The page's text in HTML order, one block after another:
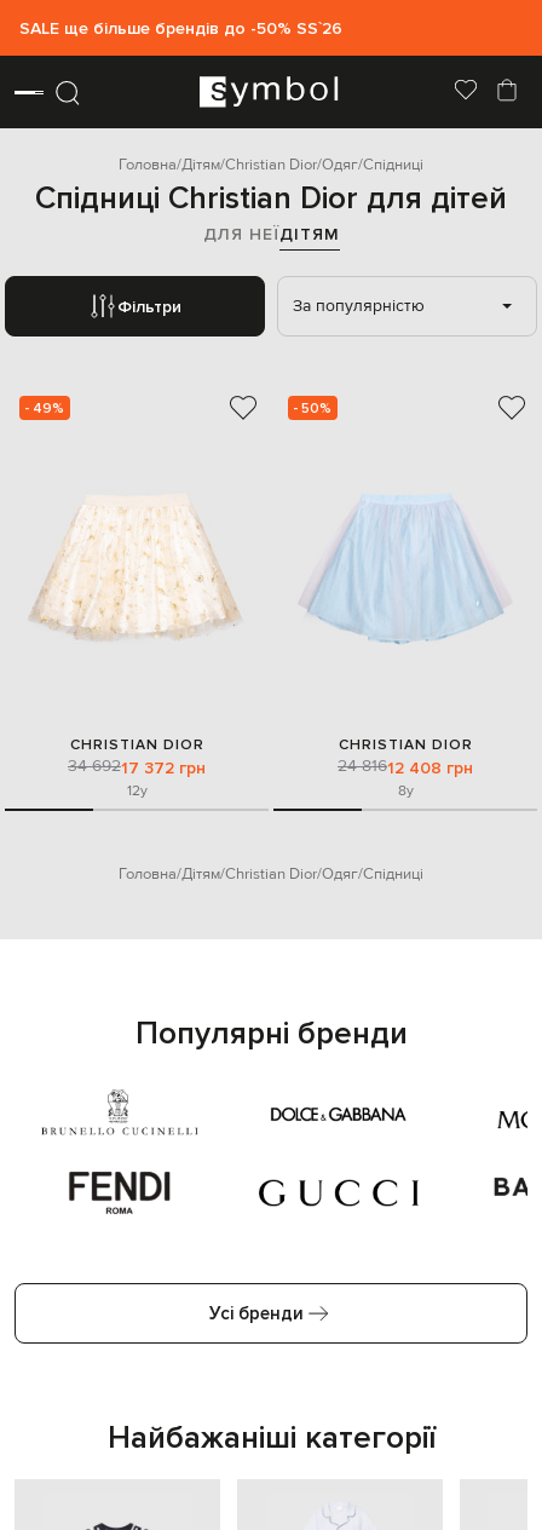
SALE ще більше брендів до -50% SS`26
Головна Дітям Christian Dior Одяг Спідниці
Спідниці Christian Dior для дітей
ДЛЯ НЕЇДІТЯМ
Фільтри За популярністю
- 49%
CHRISTIAN DIOR
34 69217 372 грн
12y
- 50%
CHRISTIAN DIOR
24 81612 408 грн
8y
Головна Дітям Christian Dior Одяг Спідниці
Популярні бренди
Усі бренди
Найбажаніші категорії